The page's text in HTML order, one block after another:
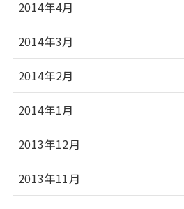
2014年4月
2014年3月
2014年2月
2014年1月
2013年12月
2013年11月